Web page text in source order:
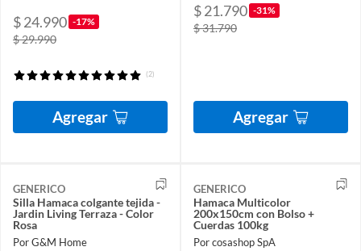
$ 24.990 -17%
$ 29.990
(2)
Agregar
$ 21.790 -31%
$ 31.790
Agregar
GENERICO
Silla Hamaca colgante tejida -
Jardin Living Terraza - Color
Rosa
Por G&M Home
GENERICO
Hamaca Multicolor
200x150cm con Bolso +
Cuerdas 100kg
Por cosashop SpA